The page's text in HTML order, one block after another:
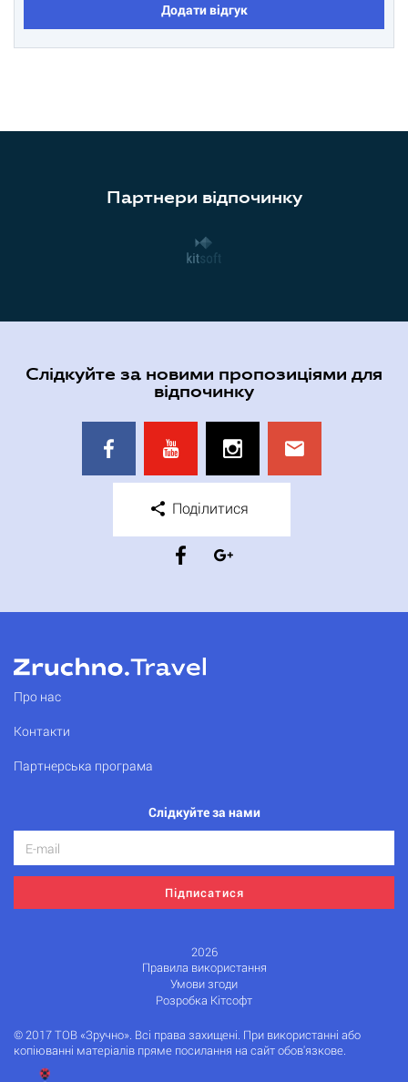
Додати відгук
Партнери відпочинку
Слідкуйте за новими пропозиціями для
відпочинку
Поділитися
Про нас
Контакти
Партнерська програма
Слідкуйте за нами
Підписатися
2026
Правила використання
Умови згоди
Розробка Кітсофт
© 2017 ТОВ «Зручно». Всі права захищені. При використанні або
копіюванні матеріалів пряме посилання на сайт обов'язкове.